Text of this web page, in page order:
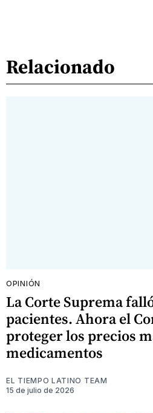
Relacionado
OPINIÓN
La Corte Suprema
pacientes. Ahora el
proteger los precios
medicamentos
EL TIEMPO LATINO TEAM
15 de julio de 2026